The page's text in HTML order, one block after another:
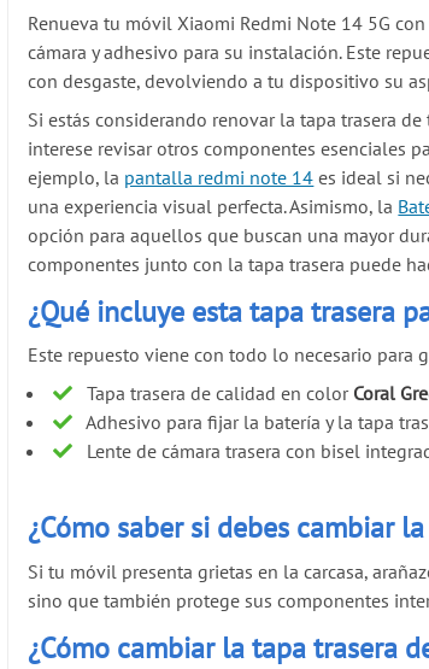
Renueva tu móvil Xiaomi Redmi Note 14 5G
cámara y adhesivo para su instalación. Este
con desgaste, devolviendo a tu dispositivo su
Si estás considerando renovar la tapa trasera
interese revisar otros componentes esenciales
ejemplo, la pantalla redmi note 14 es ideal si
una experiencia visual perfecta. Asimismo, la
opción para aquellos que buscan una mayor
componentes junto con la tapa trasera puede
¿Qué incluye esta tapa trasera
Este repuesto viene con todo lo necesario para
Tapa trasera de calidad en color Coral
Adhesivo para fijar la batería y la tapa
Lente de cámara trasera con bisel
¿Cómo saber si debes cambiar
Si tu móvil presenta grietas en la carcasa,
sino que también protege sus componentes
¿Cómo cambiar la tapa trasera